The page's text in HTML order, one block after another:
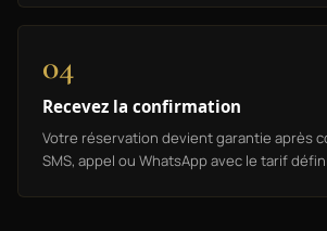
04
Recevez la confirmation
Votre réservation devient garantie après
SMS, appel ou WhatsApp avec le tarif